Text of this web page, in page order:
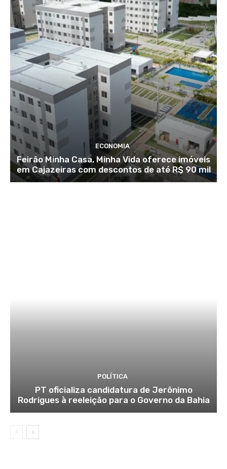
ECONOMIA
Feirão Minha Casa, Minha Vida oferece imóveis
em Cajazeiras com descontos de até R$ 90 mil
POLÍTICA
PT oficializa candidatura de Jerônimo
Rodrigues à reeleição para o Governo da Bahia